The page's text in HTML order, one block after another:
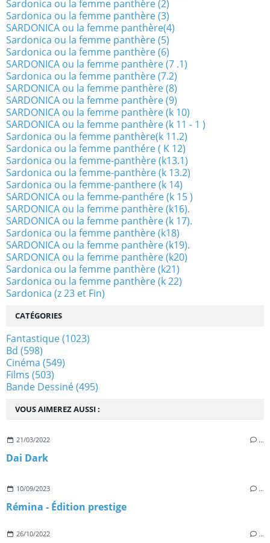
VOUS AIMEREZ AUSSI :
21/03/2022 …
Dai Dark
10/09/2023 …
Rémina - Édition prestige
26/10/2022 …
Sardonica ou la femme panthère (2)
Sardonica ou la femme panthère (3)
SARDONICA ou la femme panthère(4)
Sardonica ou la femme panthère (5)
Sardonica ou la femme panthère (6)
SARDONICA ou la femme panthère (7 .1)
Sardonica ou la femme panthère (7.2)
SARDONICA ou la femme panthère (8)
SARDONICA ou la femme panthère (9)
SARDONICA ou la femme panthère (k 10)
SARDONICA ou la femme panthère (k 11 - 1 )
Sardonica ou la femme panthère(k 11.2)
Sardonica ou la femme panthére ( K 12)
Sardonica ou la femme-panthère (k13.1)
Sardonica ou la femme-panthère (k 13.2)
Sardonica ou la femme-panthere (k 14)
SARDONICA ou la femme-panthére (k 15 )
SARDONICA ou la femme panthère (k16).
SARDONICA ou la femme panthère (k 17).
Sardonica ou la femme panthère (k18)
SARDONICA ou la femme panthère (k19).
SARDONICA ou la femme panthère (k20)
Sardonica ou la femme panthère (k21)
Sardonica ou la femme panthère (k 22)
Sardonica (z 23 et Fin)
CATÉGORIES
Fantastique(1023)
Bd (598)
Cinéma (549)
Films (503)
Bande Dessiné(495)